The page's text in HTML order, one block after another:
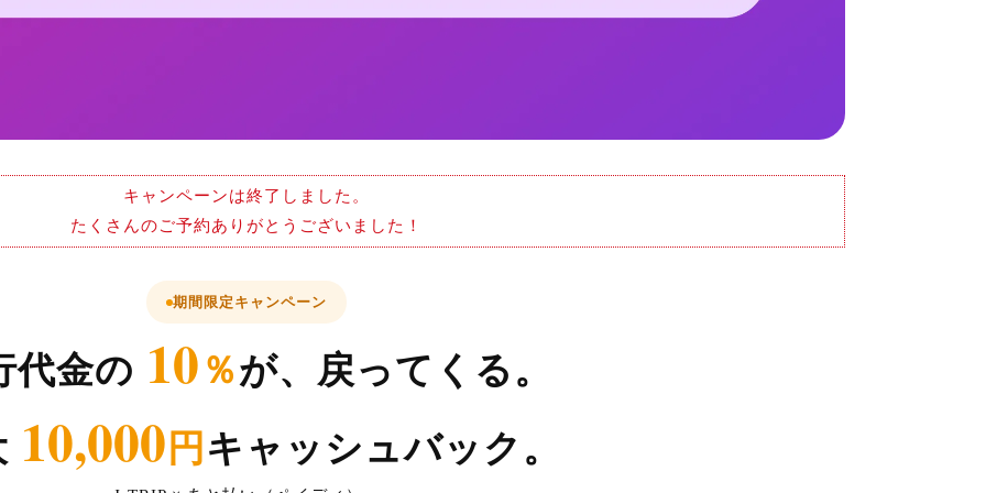
キャンペーンは終了しました。
たくさんのご予約ありがとうございました！
期間限定キャンペーン
代金の 10 ％が、戻ってくる。
10,000 円 キャッシュバック。